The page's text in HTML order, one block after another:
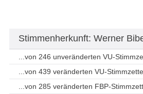
Stimmenherkunft: Werner
...von 246 unveränderten VU-
...von 439 veränderten VU-
...von 285 veränderten FBP-